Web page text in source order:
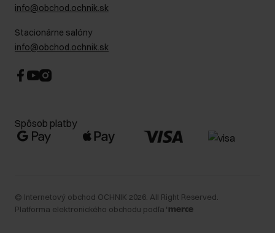
info@obchod.ochnik.sk
Stacionárne salóny
info@obchod.ochnik.sk
Spôsob platby
© Internetový obchod OCHNIK 2026 . All Right Reserved.
Platforma elektronického obchodu podľa